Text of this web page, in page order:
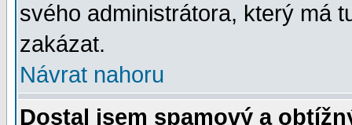
svého administrátora, který má
zakázat.
Návrat nahoru
Dostal jsem spamový a